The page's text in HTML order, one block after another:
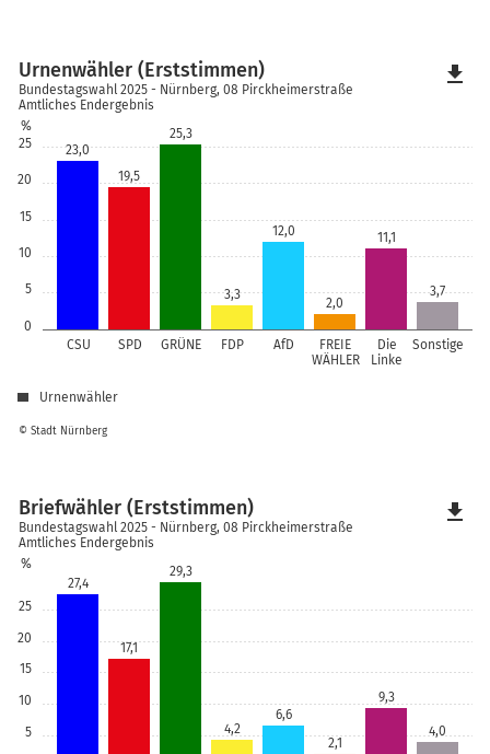
0
5
10
15
20
25
%
CSU SPD GRÜNE FDP AfD
FREIE
WÄHLER
Die
Linke
Sonstige
23,0
19,5
25,3
3,3
12,0
2,0
11,1
3,7
© Stadt Nürnberg
Urnenwähler (Erststimmen)
Bundestagswahl 2025 - Nürnberg, 08 Pirckheimerstraße
Amtliches Endergebnis
Urnenwähler
file_download
5
10
15
20
25
%
27,4
17,1
29,3
4,2
6,6
2,1
9,3
4,0
Briefwähler (Erststimmen)
Bundestagswahl 2025 - Nürnberg, 08 Pirckheimerstraße
Amtliches Endergebnis
file_download